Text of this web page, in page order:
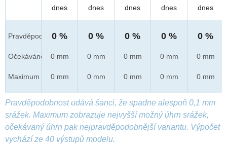
Pravděpod.
Očekáváno
Maximum
dnes
0 %
0 mm
0 mm
dnes
0 %
0 mm
0 mm
dnes
0 %
0 mm
0 mm
dnes
0 %
0 mm
0 mm
dnes
0 %
0 mm
0 mm
Pravděpodobnost udává šanci, že spadne alespoň 0,1 mm
srážek. Maximum zobrazuje nejvyšší možný úhrn srážek,
očekávaný úhrn pak nejpravděpodobnější variantu. Výpočet
vychází ze 40 výstupů modelu.